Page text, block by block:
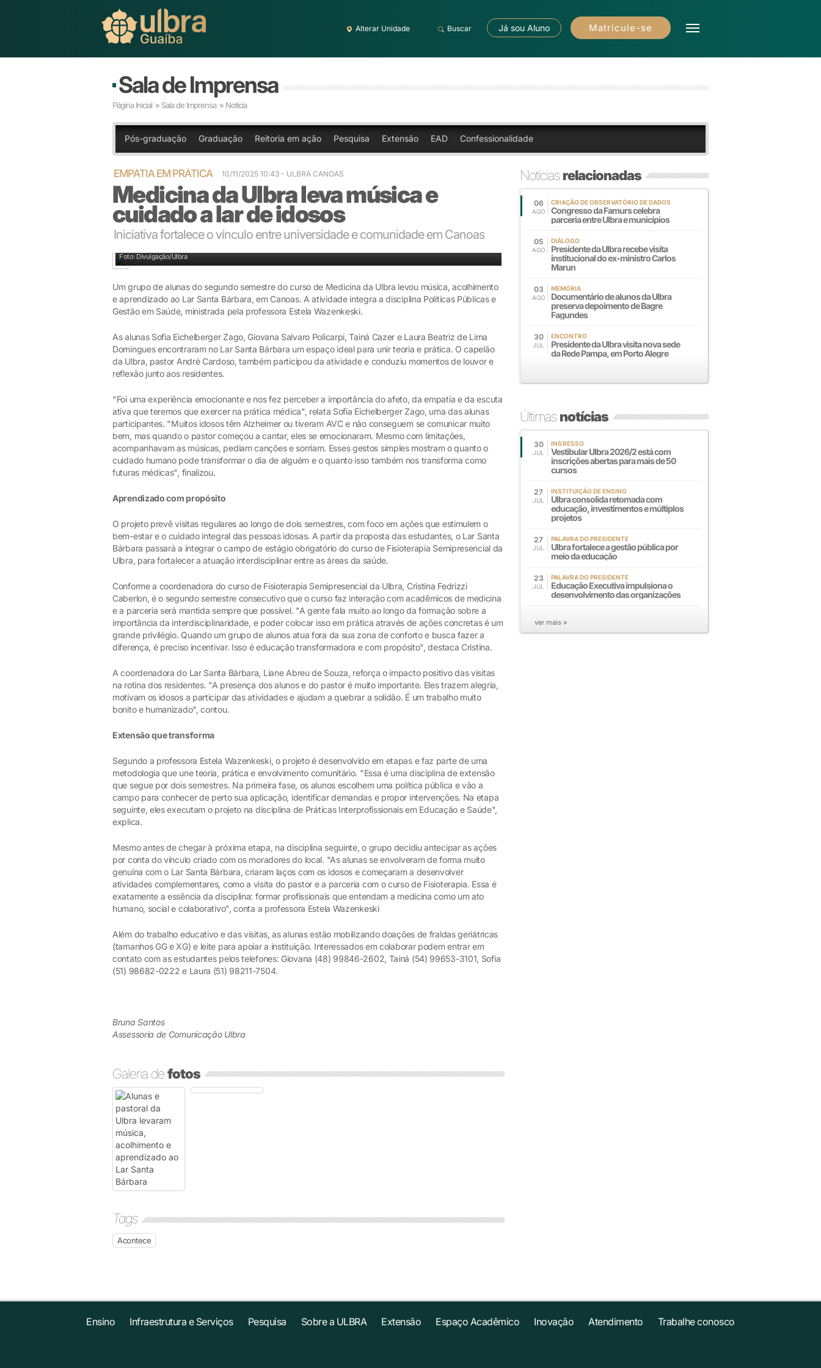
Alterar Unidade Buscar Já sou Aluno Matricule-se
Sala de Imprensa
Página Inicial » Sala de Imprensa » Notícia
Pós-graduação Graduação Reitoria em ação Pesquisa Extensão EAD Confessionalidade
EMPATIA EM PRÁTICA 10/11/2025 10:43 - ULBRA CANOAS
Medicina da Ulbra leva música e
cuidado a lar de idosos
Iniciativa fortalece o vínculo entre universidade e comunidade em Canoas
Foto: Divulgação/Ulbra
Um grupo de alunas do segundo semestre do curso de Medicina da Ulbra levou música, acolhimento
e aprendizado ao Lar Santa Bárbara, em Canoas. A atividade integra a disciplina Políticas Públicas e
Gestão em Saúde, ministrada pela professora Estela Wazenkeski.
As alunas Sofia Eichelberger Zago, Giovana Salvaro Policarpi, Tainá Cazer e Laura Beatriz de Lima
Domingues encontraram no Lar Santa Bárbara um espaço ideal para unir teoria e prática. O capelão
da Ulbra, pastor André Cardoso, também participou da atividade e conduziu momentos de louvor e
reflexão junto aos residentes.
"Foi uma experiência emocionante e nos fez perceber a importância do afeto, da empatia e da escuta
ativa que teremos que exercer na prática médica", relata Sofia Eichelberger Zago, uma das alunas
participantes. "Muitos idosos têm Alzheimer ou tiveram AVC e não conseguem se comunicar muito
bem, mas quando o pastor começou a cantar, eles se emocionaram. Mesmo com limitações,
acompanhavam as músicas, pediam canções e sorriam. Esses gestos simples mostram o quanto o
cuidado humano pode transformar o dia de alguém e o quanto isso também nos transforma como
futuras médicas", finalizou.
Aprendizado com propósito
O projeto prevê visitas regulares ao longo de dois semestres, com foco em ações que estimulem o
bem-estar e o cuidado integral das pessoas idosas. A partir da proposta das estudantes, o Lar Santa
Bárbara passará a integrar o campo de estágio obrigatório do curso de Fisioterapia Semipresencial da
Ulbra, para fortalecer a atuação interdisciplinar entre as áreas da saúde.
Conforme a coordenadora do curso de Fisioterapia Semipresencial da Ulbra, Cristina Fedrizzi
Caberlon, é o segundo semestre consecutivo que o curso faz interação com acadêmicos de medicina
e a parceria será mantida sempre que possível. "A gente fala muito ao longo da formação sobre a
importância da interdisciplinaridade, e poder colocar isso em prática através de ações concretas é um
grande privilégio. Quando um grupo de alunos atua fora da sua zona de conforto e busca fazer a
diferença, é preciso incentivar. Isso é educação transformadora e com propósito", destaca Cristina.
A coordenadora do Lar Santa Bárbara, Liane Abreu de Souza, reforça o impacto positivo das visitas
na rotina dos residentes. "A presença dos alunos e do pastor é muito importante. Eles trazem alegria,
motivam os idosos a participar das atividades e ajudam a quebrar a solidão. É um trabalho muito
bonito e humanizado", contou.
Extensão que transforma
Segundo a professora Estela Wazenkeski, o projeto é desenvolvido em etapas e faz parte de uma
metodologia que une teoria, prática e envolvimento comunitário. "Essa é uma disciplina de extensão
que segue por dois semestres. Na primeira fase, os alunos escolhem uma política pública e vão a
campo para conhecer de perto sua aplicação, identificar demandas e propor intervenções. Na etapa
seguinte, eles executam o projeto na disciplina de Práticas Interprofissionais em Educação e Saúde",
explica.
Mesmo antes de chegar à próxima etapa, na disciplina seguinte, o grupo decidiu antecipar as ações
por conta do vínculo criado com os moradores do local. "As alunas se envolveram de forma muito
genuína com o Lar Santa Bárbara, criaram laços com os idosos e começaram a desenvolver
atividades complementares, como a visita do pastor e a parceria com o curso de Fisioterapia. Essa é
exatamente a essência da disciplina: formar profissionais que entendam a medicina como um ato
humano, social e colaborativo", conta a professora Estela Wazenkeski
Além do trabalho educativo e das visitas, as alunas estão mobilizando doações de fraldas geriátricas
(tamanhos GG e XG) e leite para apoiar a instituição. Interessados em colaborar podem entrar em
contato com as estudantes pelos telefones: Giovana (48) 99846-2602, Tainá (54) 99653-3101, Sofia
(51) 98682-0222 e Laura (51) 98211-7504.
Bruna Santos
Assessoria de Comunicação Ulbra
Galeria defotos
Tags
Acontece
Notíciasrelacionadas
06
AGO
CRIAÇÃO DE OBSERVATÓRIO DE DADOS
Congresso da Famurs celebra
parceria entre Ulbra e municípios
05
AGO
DIÁLOGO
Presidente da Ulbra recebe visita
institucional do ex-ministro Carlos
Marun
03
AGO
MEMÓRIA
Documentário de alunos da Ulbra
preserva depoimento de Bagre
Fagundes
30
JUL
ENCONTRO
Presidente da Ulbra visita nova sede
da Rede Pampa, em Porto Alegre
Últimasnotícias
30
JUL
INGRESSO
Vestibular Ulbra 2026/2 está com
inscrições abertas para mais de 50
cursos
27
JUL
INSTITUIÇÃO DE ENSINO
Ulbra consolida retomada com
educação, investimentos e múltiplos
projetos
27
JUL
PALAVRA DO PRESIDENTE
Ulbra fortalece a gestão pública por
meio da educação
23
JUL
PALAVRA DO PRESIDENTE
Educação Executiva impulsiona o
desenvolvimento das organizações
ver mais »
Ensino Infraestrutura e Serviços Pesquisa Sobre a ULBRA Extensão Espaço Acadêmico Inovação Atendimento Trabalhe conosco